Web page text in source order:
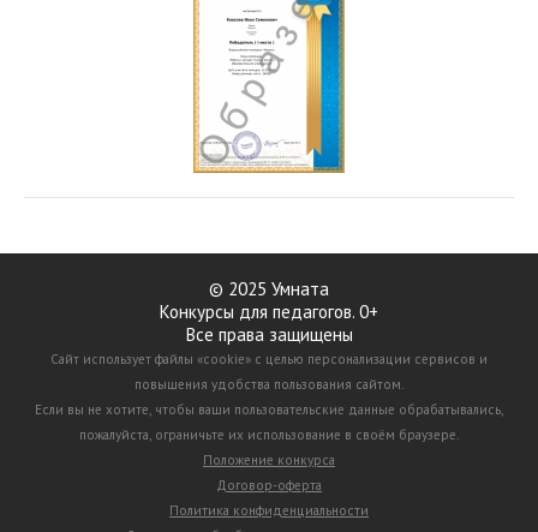
© 2025 Умната
Конкурсы для педагогов. 0+
Все права защищены
Сайт использует файлы «cookie» с целью персонализации сервисов и
повышения удобства пользования сайтом.
Если вы не хотите, чтобы ваши пользовательские данные обрабатывались,
пожалуйста, ограничьте их использование в своём браузере.
Положение конкурса
Договор-оферта
Политика конфиденциальности